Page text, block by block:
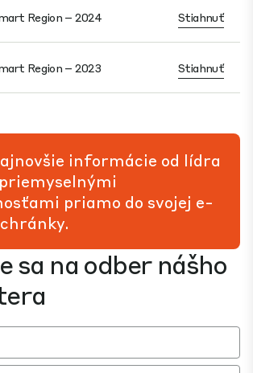
Region – 2024 Stiahnuť
Region – 2023 Stiahnuť
sa na odber nášho
informácie od lídra
priamo do svojej e-